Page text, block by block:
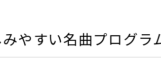
やすい名曲プログラ